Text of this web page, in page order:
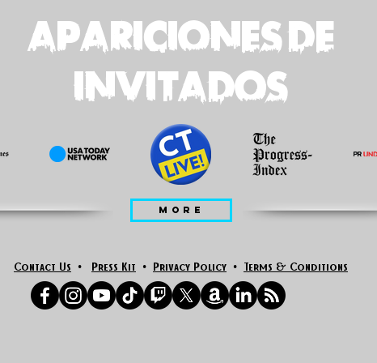
Contact Us • Press Kit • Privacy Policy • Terms & Conditions
apariciones de
invitados
MORE